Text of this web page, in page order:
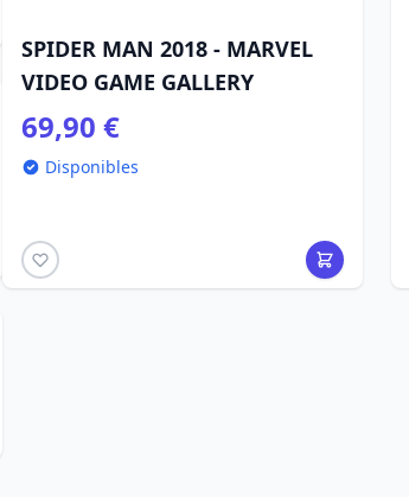
SPIDER MAN 2018 - MARVEL
VIDEO GAME GALLERY
69,90 €
Disponibles